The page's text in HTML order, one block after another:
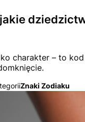
charakter – to
Znaki Zodiaku